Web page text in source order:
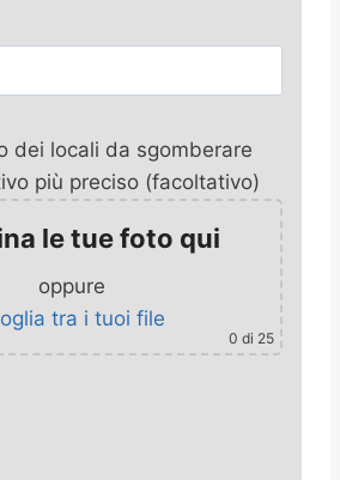
dei locali da sgomberare
più preciso (facoltativo)
le tue foto qui
oppure
tra i tuoi file
0 di 25